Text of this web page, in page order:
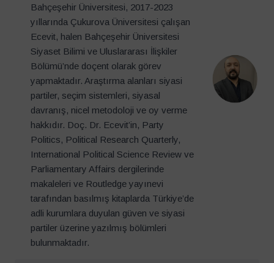
Bahçeşehir Üniversitesi, 2017-2023
yıllarında Çukurova Üniversitesi çalışan
Ecevit, halen Bahçeşehir Üniversitesi
Siyaset Bilimi ve Uluslararası İlişkiler
Bölümü’nde doçent olarak görev
yapmaktadır. Araştırma alanları siyasi
partiler, seçim sistemleri, siyasal
davranış, nicel metodoloji ve oy verme
hakkıdır. Doç. Dr. Ecevit’in, Party
Politics, Political Research Quarterly,
International Political Science Review ve
Parliamentary Affairs dergilerinde
makaleleri ve Routledge yayınevi
tarafından basılmış kitaplarda Türkiye’de
adli kurumlara duyulan güven ve siyasi
partiler üzerine yazılmış bölümleri
bulunmaktadır.